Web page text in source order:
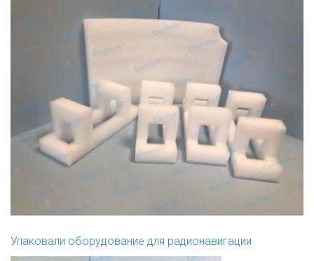
Упаковали оборудование для радионавигации